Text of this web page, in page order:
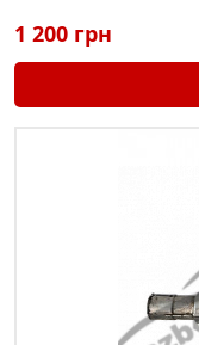
1 200 грн